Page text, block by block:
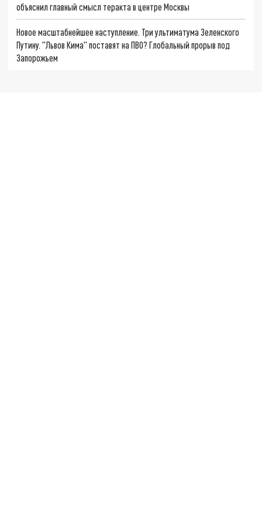
объяснил главный смысл теракта в центре Москвы
Новое масштабнейшее наступление. Три ультиматума Зеленского
Путину. "Львов Кима" поставят на ПВО? Глобальный прорыв под
Запорожьем